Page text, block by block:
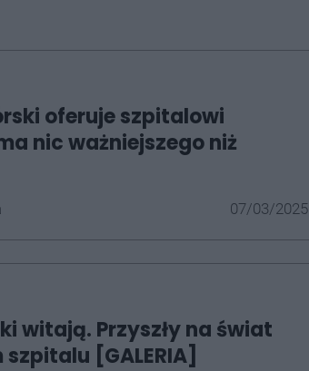
oferuje szpitalowi
nic ważniejszego niż
07/03/2025
witają. Przyszły na świat
[GALERIA]